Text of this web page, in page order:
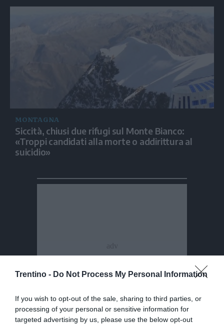
Trentino - Do Not Process My Personal Information
If you wish to opt-out of the sale, sharing to third parties, or
processing of your personal or sensitive information for
targeted advertising by us, please use the below opt-out
MONTAGNA
Siccità, chiusi due rifugi sul Monte Bianco:
«Troppi candidati alla morte o addirittura al
suicidio»